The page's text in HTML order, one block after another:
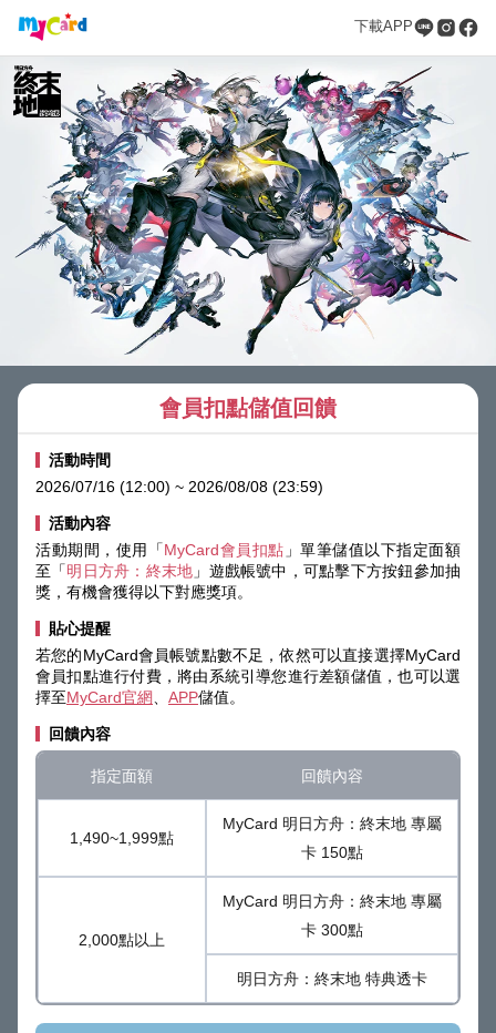
下載APP
會員扣點儲值回饋
活動時間
2026/07/16 (12:00) ~ 2026/08/08 (23:59)
活動內容
活動期間，使用「MyCard會員扣點 」單筆儲值以下指定面額
至「明日方舟：終末地 」遊戲帳號中，可點擊下方按鈕參加抽
獎，有機會獲得以下對應獎項。
貼心提醒
若您的MyCard會員帳號點數不足，依然可以直接選擇MyCard
會員扣點進行付費，將由系統引導您進行差額儲值，也可以選
擇至MyCard官網 APP儲值。
回饋內容
指定面額 回饋內容
1,490~1,999點
MyCard 明日方舟：終末地 專屬
卡 150點
2,000點以上
MyCard 明日方舟：終末地 專屬
卡 300點
明日方舟：終末地 特典透卡